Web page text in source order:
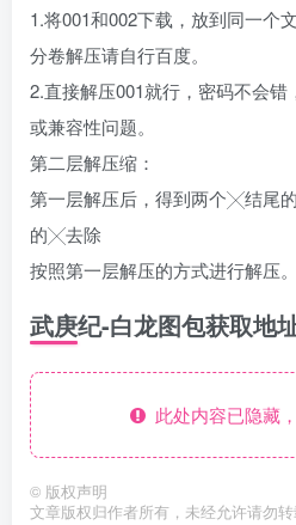
1.将001和002下载，放到同一个
分卷解压请自行百度。
2.直接解压001就行，密码不会
或兼容性问题。
第二层解压缩：
第一层解压后，得到两个╳结尾
的╳去除
按照第一层解压的方式进行解压。
武庚纪-白龙图包获取地
此处内容已隐藏
© 版权声明
文章版权归作者所有，未经允许请勿转